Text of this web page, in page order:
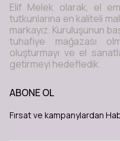
Elif Melek olarak, el
tutkunlarına en kaliteli
markayız. Kuruluşunun
tuhafiye mağazası
oluşturmayı ve el
getirmeyi hedefledik.
ABONE OL
Fırsat ve kampanylardan